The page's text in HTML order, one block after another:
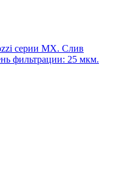
серии MX. Слив
фильтрации: 25 мкм.